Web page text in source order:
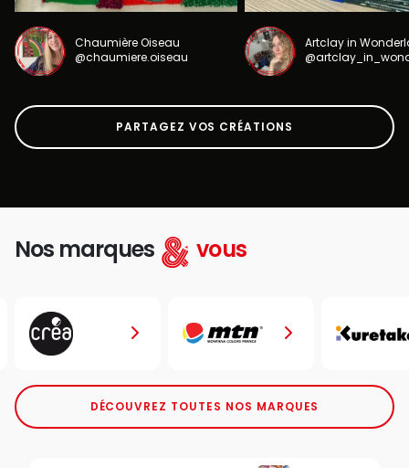
Chaumière Oiseau
@chaumiere.oiseau
Artclay in
PARTAGEZ VOS CRÉATIONS
Nos marques vous
DÉCOUVREZ TOUTES NOS MARQUES